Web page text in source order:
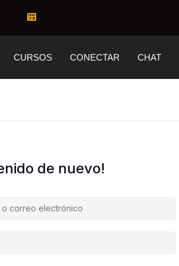
CURSOS CONECTAR CHAT
de nuevo!